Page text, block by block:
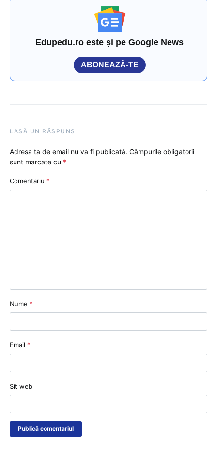
Edupedu.ro este și pe Google News
ABONEAZĂ-TE
LASĂ UN RĂSPUNS
Adresa ta de email nu va fi publicată. Câmpurile obligatorii
sunt marcate cu *
Comentariu *
Nume *
Email *
Sit web